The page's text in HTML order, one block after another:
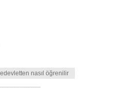
nasıl öğrenilir